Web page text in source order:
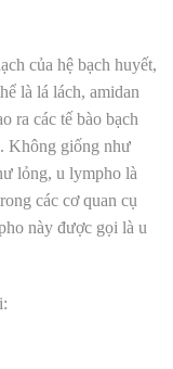
của hệ bạch huyết,
là lá lách, amidan
ra các tế bào bạch
Không giống như
lỏng, u lympho là
các cơ quan cụ
này được gọi là u